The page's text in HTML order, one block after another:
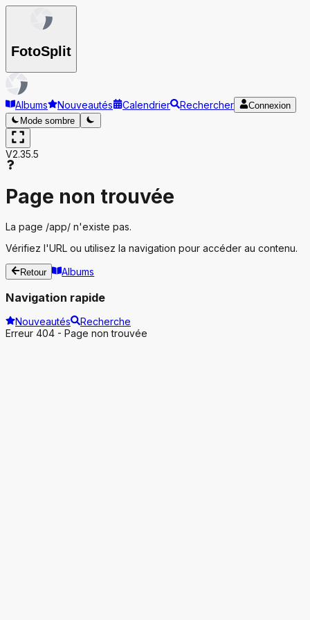
FotoSplit
Albums Nouveautés Calendrier Rechercher
Connexion
Mode sombre
V2.35.5
Page non trouvée
La page /app/ n'existe pas.
Vérifiez l'URL ou utilisez la navigation pour accéder au contenu.
Retour Albums
Navigation rapide
Nouveautés
Recherche
Erreur 404 - Page non trouvée